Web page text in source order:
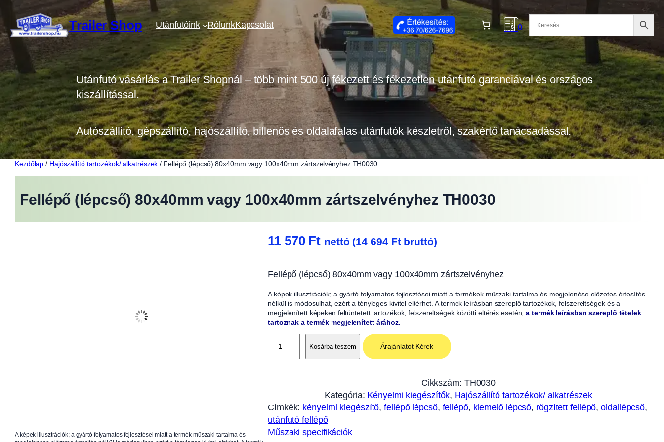
tartalomhoz
Trailer Shop Utánfutóink RólunkKapcsolat 0
Utánfutó vásárlás a Trailer Shopnál – több mint 500 új fékezett és fékezetlen utánfutó garanciával és országos
kiszállítással.
Autószállító, gépszállító, hajószállító, billenős és oldalafalas utánfutók készletről, szakértő tanácsadással.
Kezdőlap / Hajószállító tartozékok/ alkatrészek / Fellépő (lépcső) 80x40mm vagy 100x40mm zártszelvényhez TH0030
Fellépő (lépcső) 80x40mm vagy 100x40mm zártszelvényhez TH0030
A képek illusztrációk; a gyártó folyamatos fejlesztései miatt a termék műszaki tartalma és
11 570 Ft nettó (14 694 Ftbruttó)
Fellépő (lépcső) 80x40mm vagy 100x40mm zártszelvényhez
A képek illusztrációk; a gyártó folyamatos fejlesztései miatt a termékek műszaki tartalma és megjelenése előzetes értesítés
nélkül is módosulhat, ezért a tényleges kivitel eltérhet. A termék leírásban szereplő tartozékok, felszereltségek és a
megjelenített képeken feltüntetett tartozékok, felszereltségek közötti eltérés esetén,a termék leírásban szereplő tételek
tartoznak a termék megjelenített árához.
ő
(
l
Kosárba teszem Árajánlatot Kérek
Cikkszám: TH0030
Kategória: Kényelmi kiegészítők, Hajószállító tartozékok/ alkatrészek
Címkék: kényelmi kiegészítő, fellépő lépcső, fellépő, kiemelő lépcső, rögzített fellépő, oldallépcső
utánfutó fellépő
Műszaki specifikációk